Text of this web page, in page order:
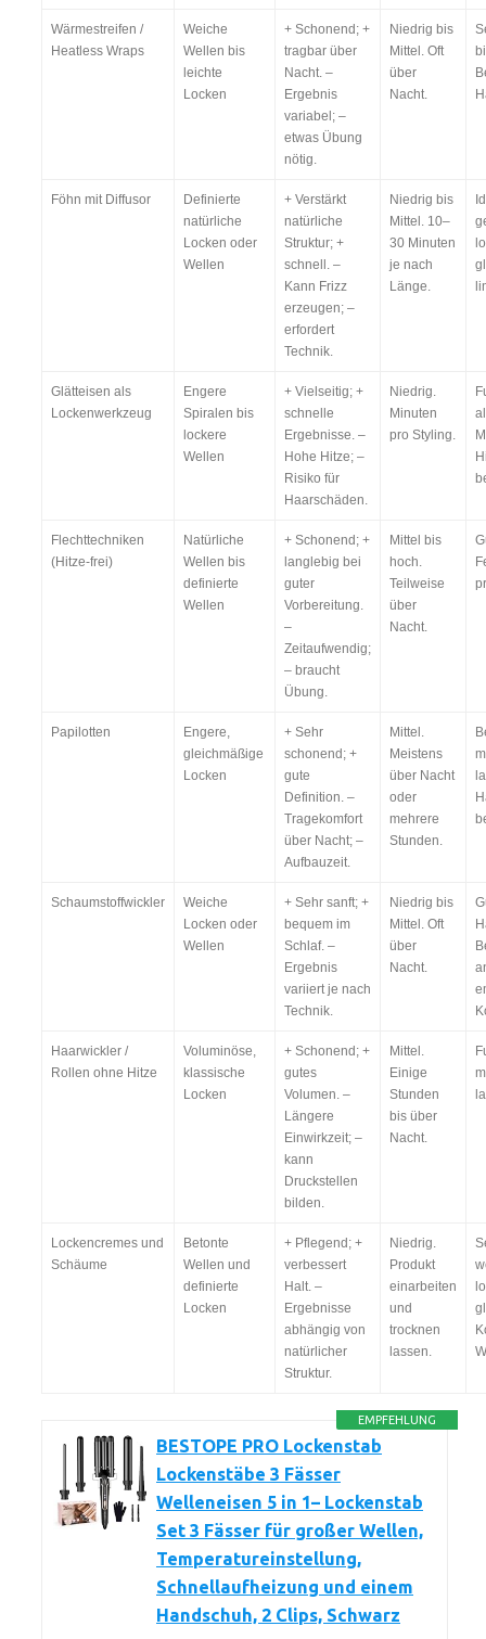
Wärmestreifen /
Heatless Wraps
Weiche
Wellen bis
leichte
Locken
+ Schonend; +
tragbar über
Nacht. –
Ergebnis
variabel; –
etwas Übung
nötig.
Niedrig bis
Mittel. Oft
über
Nacht.
Föhn mit Diffusor
Definierte
natürliche
Locken oder
Wellen
+ Verstärkt
natürliche
Struktur; +
schnell. –
Kann Frizz
erzeugen; –
erfordert
Technik.
Niedrig bis
Mittel. 10–
30 Minuten
je nach
Länge.
Glätteisen als
Lockenwerkzeug
Engere
Spiralen bis
lockere
Wellen
+ Vielseitig; +
schnelle
Ergebnisse. –
Hohe Hitze; –
Risiko für
Haarschäden.
Niedrig.
Minuten
pro Styling.
Flechttechniken
(Hitze-frei)
Natürliche
Wellen bis
definierte
Wellen
+ Schonend; +
langlebig bei
guter
Vorbereitung.
–
Zeitaufwendig;
– braucht
Übung.
Mittel bis
hoch.
Teilweise
über
Nacht.
Papilotten
Engere,
gleichmäßige
Locken
+ Sehr
schonend; +
gute
Definition. –
Tragekomfort
über Nacht; –
Aufbauzeit.
Mittel.
Meistens
über Nacht
oder
mehrere
Stunden.
Schaumstoffwickler
Weiche
Locken oder
Wellen
+ Sehr sanft; +
bequem im
Schlaf. –
Ergebnis
variiert je nach
Technik.
Niedrig bis
Mittel. Oft
über
Nacht.
Haarwickler /
Rollen ohne Hitze
Voluminöse,
klassische
Locken
+ Schonend; +
gutes
Volumen. –
Längere
Einwirkzeit; –
kann
Druckstellen
bilden.
Mittel.
Einige
Stunden
bis über
Nacht.
Lockencremes und
Schäume
Betonte
Wellen und
definierte
Locken
+ Pflegend; +
verbessert
Halt. –
Ergebnisse
abhängig von
natürlicher
Struktur.
Niedrig.
Produkt
einarbeiten
und
trocknen
lassen.
EMPFEHLUNG
BESTOPE PRO Lockenstab
Lockenstäbe 3 Fässer
Welleneisen 5 in 1– Lockenstab
Set 3 Fässer für großer Wellen,
Temperatureinstellung,
Schnellaufheizung und einem
Handschuh, 2 Clips, Schwarz